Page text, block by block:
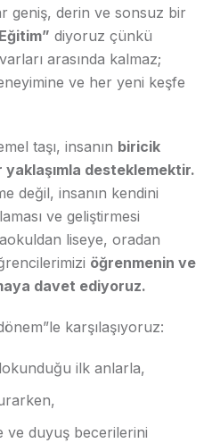
geniş, derin ve sonsuz bir
Eğitim” diyoruz çünkü
arasında kalmaz;
ve her yeni keşfe
taşı, insanın biricik
desteklemektir.
değil, insanın kendini
ve geliştirmesi
liseye, oradan
öğrenmenin ve
davet ediyoruz.
karşılaşıyoruz:
ilk anlarla,
ve duyuş becerilerini